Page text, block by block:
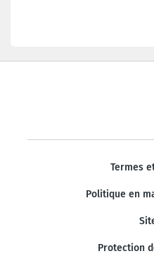
Termes
Politique en
Protection